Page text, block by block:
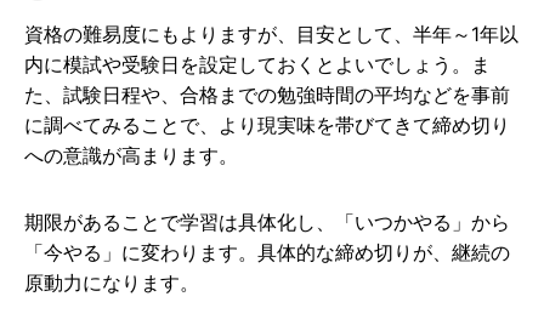
資格の難易度にもよりますが、目安として、半年～1年以
内に模試や受験日を設定しておくとよいでしょう。ま
た、試験日程や、合格までの勉強時間の平均などを事前
に調べてみることで、より現実味を帯びてきて締め切り
への意識が高まります。
期限があることで学習は具体化し、「いつかやる」から
「今やる」に変わります。具体的な締め切りが、継続の
原動力になります。